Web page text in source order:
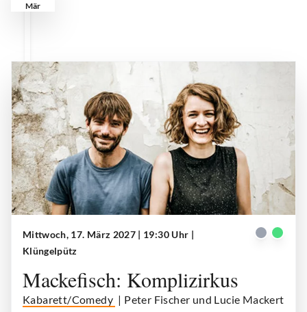
Mär
Mittwoch, 17. März 2027 | 19:30 Uhr |
Klüngelpütz
Mackefisch: Komplizirkus
Kabarett/Comedy | Peter Fischer und Lucie Mackert